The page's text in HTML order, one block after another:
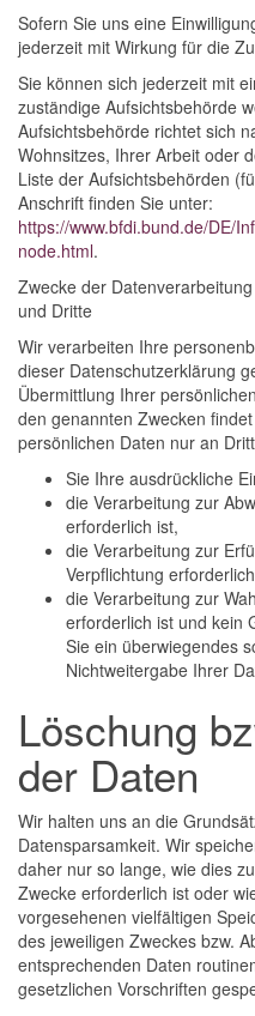
Sofern Sie uns eine
jederzeit mit Wirkung für die
Sie können sich jederzeit mit
zuständige Aufsichtsbehörde
Aufsichtsbehörde richtet sich
Wohnsitzes, Ihrer Arbeit oder
Liste der Aufsichtsbehörden
Anschrift finden Sie unter:
https://www.bfdi.bund.de/DE/
node.html.
Zwecke der
und Dritte
Wir verarbeiten Ihre
dieser Datenschutzerklärung
Übermittlung Ihrer
den genannten Zwecken
persönlichen Daten nur an
Sie Ihre ausdrückliche
die Verarbeitung zur
erforderlich ist,
die Verarbeitung zur
Verpflichtung
die Verarbeitung zur
erforderlich ist und kein
Sie ein überwiegendes
Nichtweitergabe Ihrer
Löschung
der Daten
Wir halten uns an die
Datensparsamkeit. Wir
daher nur so lange, wie dies
Zwecke erforderlich ist oder
vorgesehenen vielfältigen
des jeweiligen Zweckes bzw.
entsprechenden Daten
gesetzlichen Vorschriften